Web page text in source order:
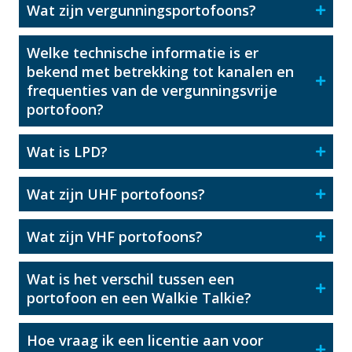
Wat zijn vergunningsportofoons?
Welke technische informatie is er
bekend met betrekking tot kanalen en
frequenties van de vergunningsvrije
portofoon?
Wat is LPD?
Wat zijn UHF portofoons?
Wat zijn VHF portofoons?
Wat is het verschil tussen een
portofoon en een Walkie Talkie?
Hoe vraag ik een licentie aan voor